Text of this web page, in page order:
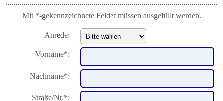
Mit *-gekennzeichnete Felder müssen ausgefüllt werden.
Anrede:
Vorname*:
Nachname*:
Straße/Nr.*: